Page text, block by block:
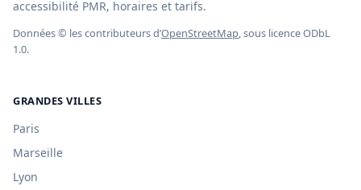
accessibilité PMR, horaires et tarifs.
Données © les contributeurs d’OpenStreetMap, sous licence ODbL
1.0.
GRANDES VILLES
Paris
Marseille
Lyon